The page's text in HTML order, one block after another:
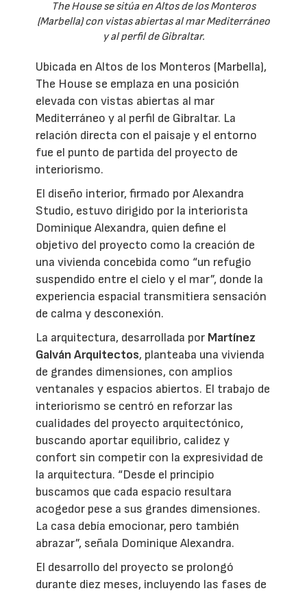
The House se sitúa en Altos de los Monteros
(Marbella) con vistas abiertas al mar Mediterráneo
y al perfil de Gibraltar.
Ubicada en Altos de los Monteros (Marbella),
The House se emplaza en una posición
elevada con vistas abiertas al mar
Mediterráneo y al perfil de Gibraltar. La
relación directa con el paisaje y el entorno
fue el punto de partida del proyecto de
interiorismo.
El diseño interior, firmado por Alexandra
Studio, estuvo dirigido por la interiorista
Dominique Alexandra, quien define el
objetivo del proyecto como la creación de
una vivienda concebida como “un refugio
suspendido entre el cielo y el mar”, donde la
experiencia espacial transmitiera sensación
de calma y desconexión.
La arquitectura, desarrollada por Martínez
Galván Arquitectos, planteaba una vivienda
de grandes dimensiones, con amplios
ventanales y espacios abiertos. El trabajo de
interiorismo se centró en reforzar las
cualidades del proyecto arquitectónico,
buscando aportar equilibrio, calidez y
confort sin competir con la expresividad de
la arquitectura. “Desde el principio
buscamos que cada espacio resultara
acogedor pese a sus grandes dimensiones.
La casa debía emocionar, pero también
abrazar”, señala Dominique Alexandra.
El desarrollo del proyecto se prolongó
durante diez meses, incluyendo las fases de